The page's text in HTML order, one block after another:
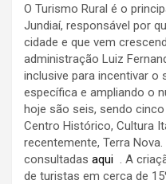
O Turismo Rural é o
Jundiaí, responsável por
cidade e que vem
administração Luiz
inclusive para incentivar o
específica e ampliando o
hoje são seis, sendo
Centro Histórico, Cultura
recentemente, Terra
consultadas aqui . A
de turistas em cerca de